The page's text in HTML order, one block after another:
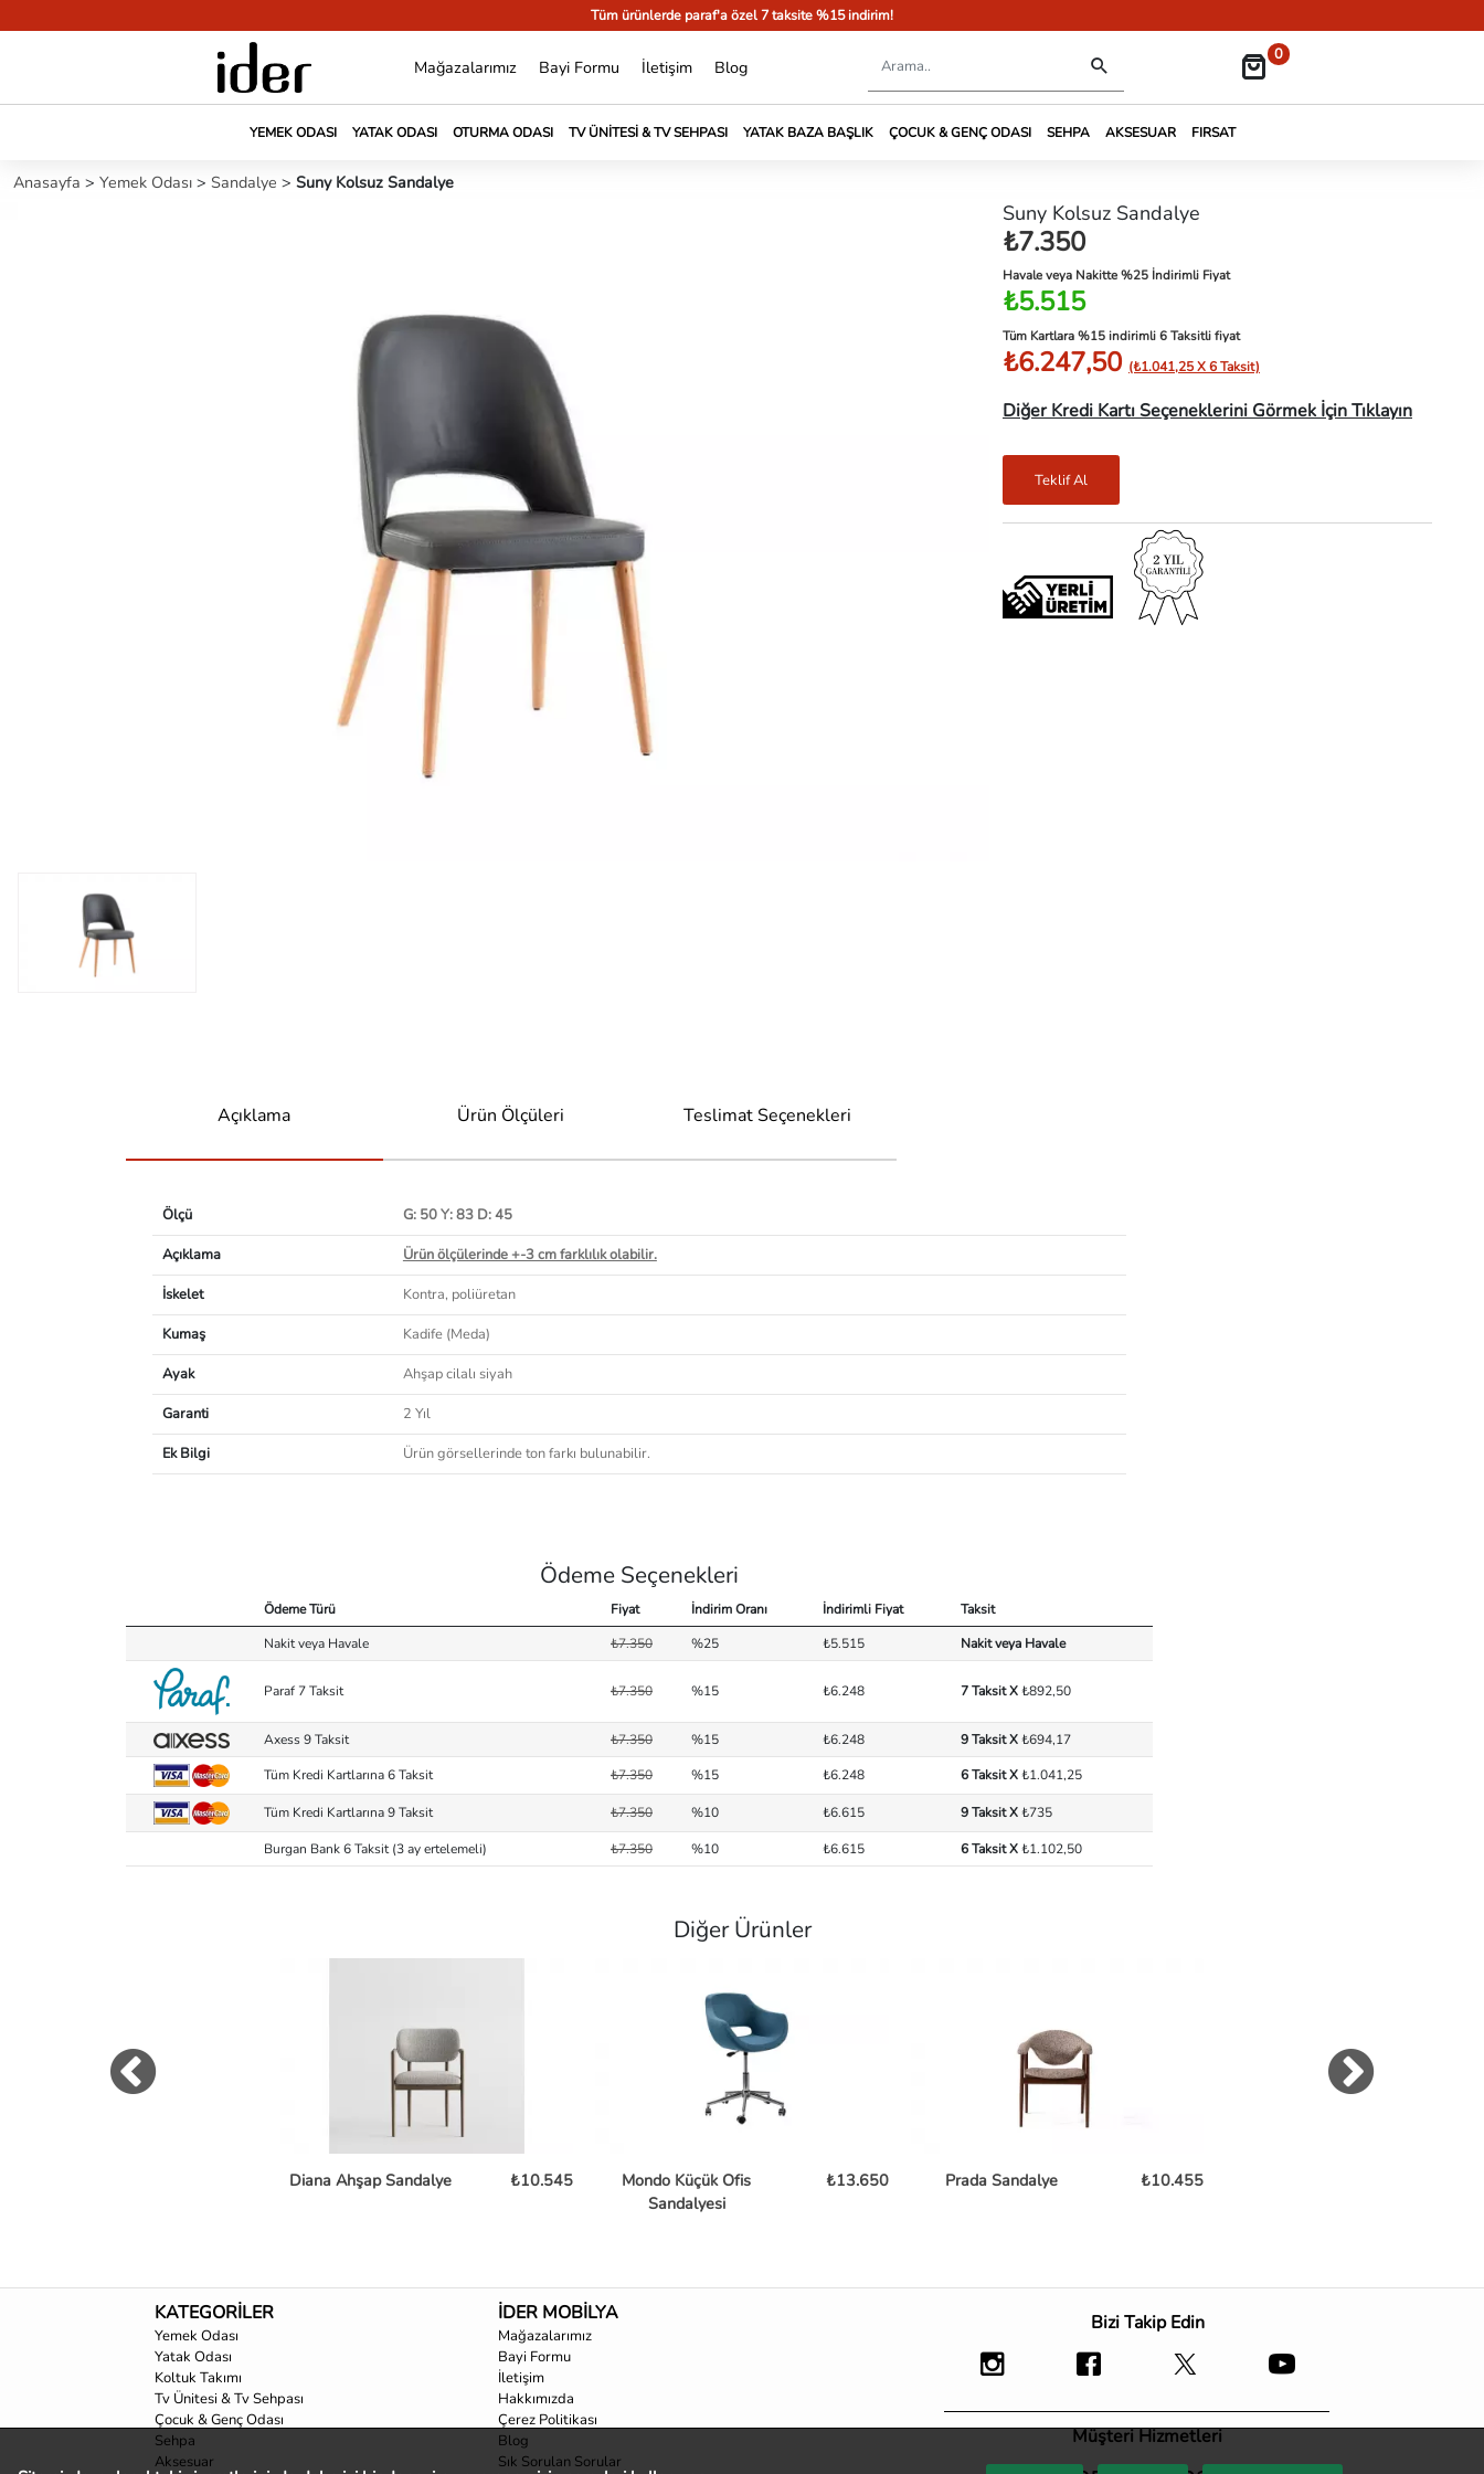
Tüm ürünlerde paraf'a özel 7 taksite %15 indirim!
Mağazalarımız Bayi Formu İletişim Blog
0
YEMEK ODASI YATAK ODASI OTURMA ODASI TV ÜNITESI & TV SEHPASI YATAK BAZA BAŞLIK ÇOCUK & GENÇ ODASI SEHPA AKSESUAR FIRSAT
Anasayfa > Yemek Odası > Sandalye > Suny Kolsuz Sandalye
Suny Kolsuz Sandalye
₺7.350
Havale veya Nakitte %25 İndirimli Fiyat
₺5.515
Tüm Kartlara %15 indirimli 6 Taksitli fiyat
₺6.247,50 (₺1.041,25 X 6 Taksit)
Diğer Kredi Kartı Seçeneklerini Görmek İçin Tıklayın
Teklif Al
Açıklama Ürün Ölçüleri Teslimat Seçenekleri
Ölçü
G: 50 Y: 83 D: 45
Açıklama
Ürün ölçülerinde +-3 cm farklılık olabilir.
İskelet
Kontra, poliüretan
Kumaş
Kadife (Meda)
Ayak
Ahşap cilalı siyah
Garanti
2 Yıl
Ek Bilgi
Ürün görsellerinde ton farkı bulunabilir.
Ödeme Seçenekleri
Ödeme Türü Fiyat İndirim Oranı İndirimli Fiyat
Taksit
Nakit veya Havale
₺7.350 %25 ₺5.515 Nakit veya Havale
Paraf 7 Taksit ₺7.350 %15 ₺6.248 7 Taksit X₺892,50
Axess 9 Taksit ₺7.350 %15 ₺6.248 9 Taksit X₺694,17
Tüm Kredi Kartlarına 6 Taksit
₺7.350 %15 ₺6.248 6 Taksit X₺1.041,25
Tüm Kredi Kartlarına 9 Taksit ₺7.350 %10 ₺6.615 9 Taksit X₺735
Burgan Bank 6 Taksit (3 ay ertelemeli) ₺7.350 %10 ₺6.615 6 Taksit X₺1.102,50
Diğer Ürünler
Diana Ahşap Sandalye ₺10.545
Mondo Küçük Ofis
Sandalyesi
₺13.650 Prada Sandalye ₺10.455
KATEGORİLER
Yemek Odası
Yatak Odası
Koltuk Takımı
Tv Ünitesi & Tv Sehpası
Çocuk & Genç Odası
Sehpa
Aksesuar
İDER MOBİLYA
Mağazalarımız
Bayi Formu
İletişim
Hakkımızda
Çerez Politikası
Blog
Sık Sorulan Sorular
Bizi Takip Edin
Müşteri Hizmetleri